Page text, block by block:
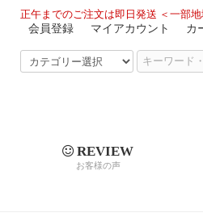
正午までのご注文は即日発送 ＜一部
会員登録 マイアカウント カ
REVIEW
お客様の声